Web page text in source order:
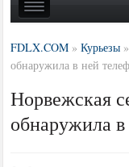
FDLX.COM »Курьезы
обнаружила в ней
Норвежская
обнаружила